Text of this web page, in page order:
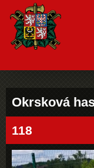
Okrsková
118